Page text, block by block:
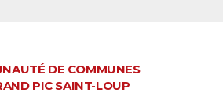
DE COMMUNES
PIC SAINT-LOUP